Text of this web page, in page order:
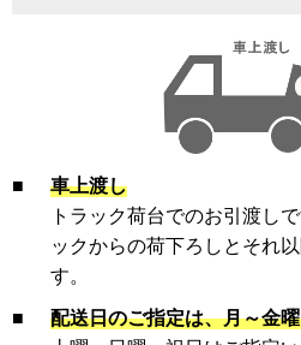
■
車上渡し
トラック荷台でのお引渡し
ックからの荷下ろしとそれ
す。
■
配送日のご指定は、月～金